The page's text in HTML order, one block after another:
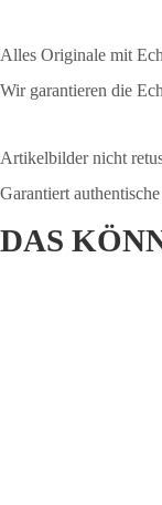
Alles Originale mit
Wir garantieren die
Artikelbilder nicht
Garantiert
DAS